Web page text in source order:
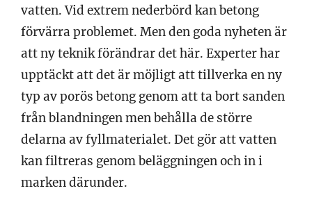
vatten. Vid extrem nederbörd kan betong
förvärra problemet. Men den goda nyheten är
att ny teknik förändrar det här. Experter har
upptäckt att det är möjligt att tillverka en ny
typ av porös betong genom att ta bort sanden
från blandningen men behålla de större
delarna av fyllmaterialet. Det gör att vatten
kan filtreras genom beläggningen och in i
marken därunder.